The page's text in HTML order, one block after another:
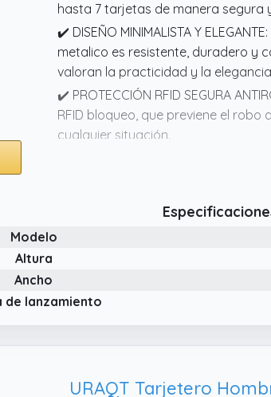
hasta 7 tarjetas de manera segura
✔️ DISEÑO MINIMALISTA Y
metalico es resistente, duradero y
valoran la practicidad y la
✔️ PROTECCIÓN RFID SEGURA
RFID bloqueo, que previene el
cualquier situación.
✔️ FÁCIL ACCESO Y USO
y la satisfacción del cliente.
Modelo
Altura
Ancho
de lanzamiento
URAQT Tarjetero